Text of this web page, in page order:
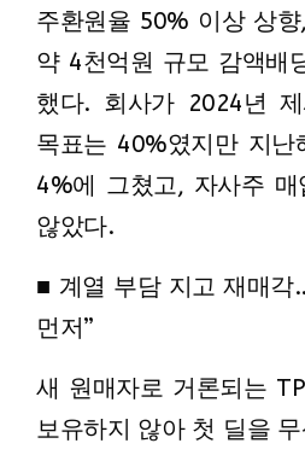
주환원율 50% 이상 상
약 4천억원 규모 감액배
했다. 회사가 2024년
목표는 40%였지만 지
4%에 그쳤고, 자사주 매
않았다.
■ 계열 부담 지고 재매각
먼저”
새 원매자로 거론되는
보유하지 않아 첫 딜을